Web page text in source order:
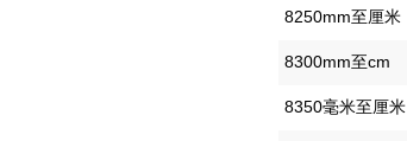
8250mm至厘米
8300mm至cm
8350毫米至厘米